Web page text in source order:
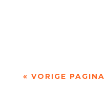
« VORIGE PAGINA